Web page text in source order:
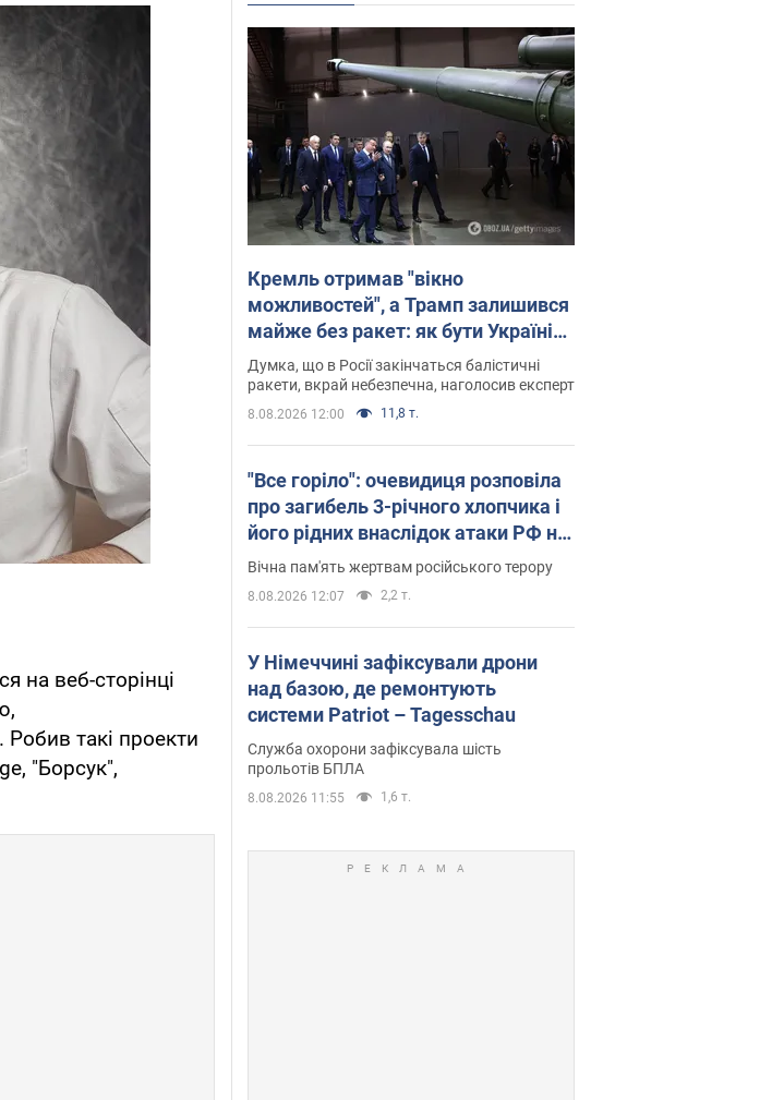
на веб-сторінці
такі проекти
"Борсук",
Кремль отримав "вікно
можливостей", а Трамп залишився
майже без ракет: як бути Україні?
Інтерв’ю з Мельником
Думка, що в Росії закінчаться балістичні
ракети, вкрай небезпечна, наголосив експерт
8.08.2026 12:00 11,8 т.
"Все горіло": очевидиця розповіла
про загибель 3-річного хлопчика і
його рідних внаслідок атаки РФ на
Київщину. Відео та фото
Вічна пам'ять жертвам російського терору
8.08.2026 12:07 2,2 т.
У Німеччині зафіксували дрони
над базою, де ремонтують
системи Patriot – Tagesschau
Служба охорони зафіксувала шість
прольотів БПЛА
8.08.2026 11:55 1,6 т.